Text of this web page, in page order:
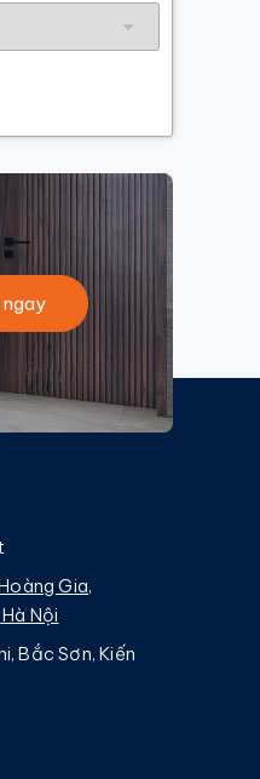
ngay
Gia,
Nội
Bắc Sơn, Kiến